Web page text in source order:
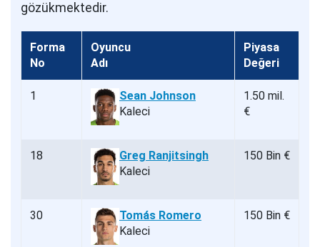
gözükmektedir.
Forma
No
Oyuncu
Adı
Piyasa
Değeri
1
Sean Johnson
Kaleci
1.50 mil.
€
18
Greg Ranjitsingh
Kaleci
150 Bin €
30
Tomás Romero
Kaleci
150 Bin €